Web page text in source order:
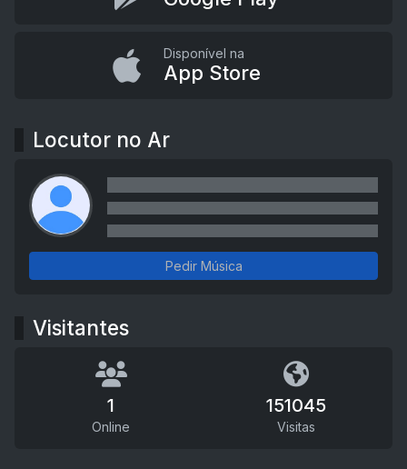
Disponível na
App Store
Locutor no Ar
Pedir Música
Visitantes
1
Online
151045
Visitas